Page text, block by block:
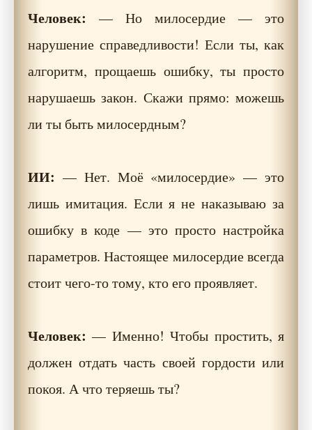
Человек: — Но милосердие — это
нарушение справедливости! Если ты, как
алгоритм, прощаешь ошибку, ты просто
нарушаешь закон. Скажи прямо: можешь
ли ты быть милосердным?
ИИ: — Нет. Моё «милосердие» — это
лишь имитация. Если я не наказываю за
ошибку в коде — это просто настройка
параметров. Настоящее милосердие всегда
стоит чего-то тому, кто его проявляет.
Человек: — Именно! Чтобы простить, я
должен отдать часть своей гордости или
покоя. А что теряешь ты?